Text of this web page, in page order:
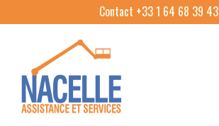
to
Contact +33 1 64 68 39 43